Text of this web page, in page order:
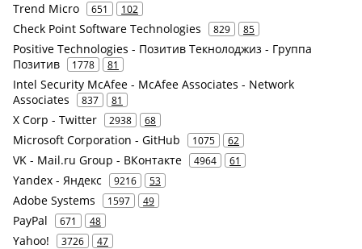
Trend Micro 651 102
Check Point Software Technologies 829 85
Positive Technologies - Позитив Текнолоджиз - Группа
Позитив
1778 81
Intel Security McAfee - McAfee Associates - Network
Associates
837 81
X Corp - Twitter 2938 68
Microsoft Corporation - GitHub 1075 62
VK - Mail.ru Group - ВКонтакте 4964 61
Yandex - Яндекс 9216 53
Adobe Systems 1597 49
PayPal 671 48
Yahoo! 3726 47